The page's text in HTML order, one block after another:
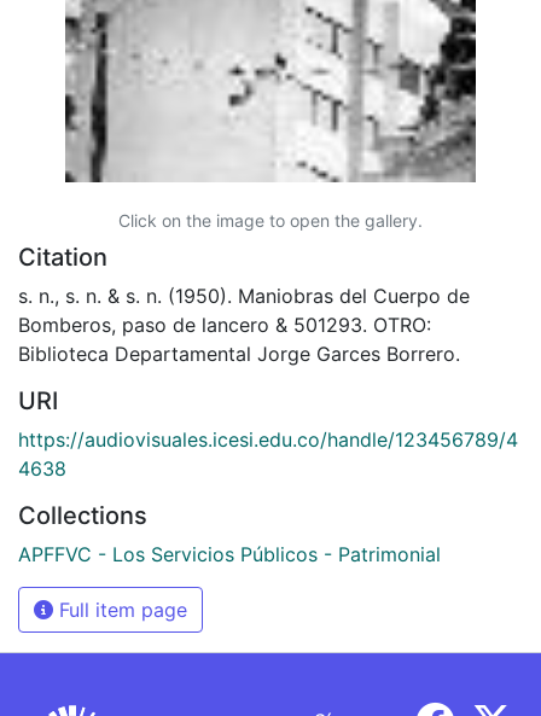
Click on the image to open the gallery.
Citation
s. n., s. n. & s. n. (1950). Maniobras del Cuerpo de
Bomberos, paso de lancero & 501293. OTRO:
Biblioteca Departamental Jorge Garces Borrero.
URI
https://audiovisuales.icesi.edu.co/handle/123456789/4
4638
Collections
APFFVC - Los Servicios Públicos - Patrimonial
Full item page